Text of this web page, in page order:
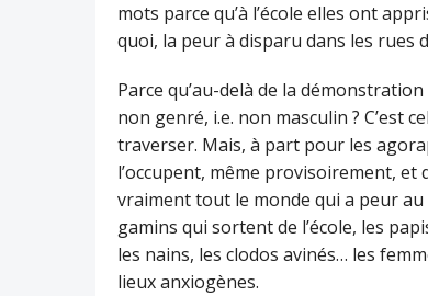
mots parce qu’à l’école elles ont
quoi, la peur à disparu dans les rues
Parce qu’au-delà de la
non genré, i.e. non masculin ? C’est
traverser. Mais, à part pour les
l’occupent, même provisoirement, et
vraiment tout le monde qui a peur
gamins qui sortent de l’école, les
les nains, les clodos avinés… les
lieux anxiogènes.